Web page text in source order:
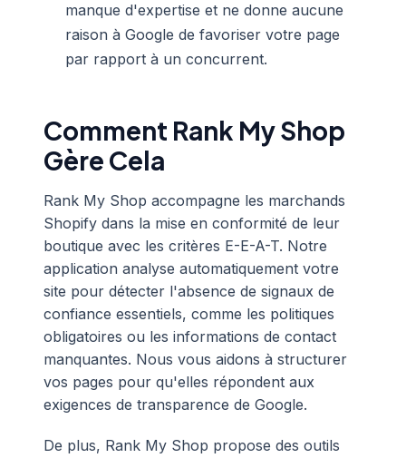
manque d'expertise et ne donne aucune
raison à Google de favoriser votre page
par rapport à un concurrent.
Comment Rank My Shop
Gère Cela
Rank My Shop accompagne les marchands
Shopify dans la mise en conformité de leur
boutique avec les critères E-E-A-T. Notre
application analyse automatiquement votre
site pour détecter l'absence de signaux de
confiance essentiels, comme les politiques
obligatoires ou les informations de contact
manquantes. Nous vous aidons à structurer
vos pages pour qu'elles répondent aux
exigences de transparence de Google.
De plus, Rank My Shop propose des outils